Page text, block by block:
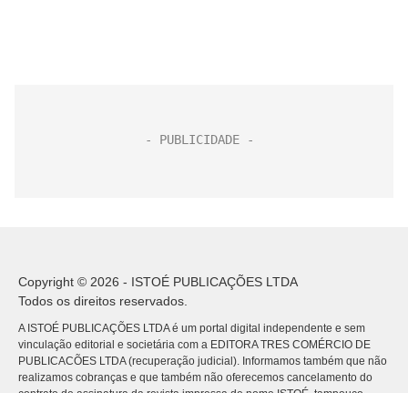
Copyright © 2026 - ISTOÉ PUBLICAÇÕES LTDA
Todos os direitos reservados.
A ISTOÉ PUBLICAÇÕES LTDA é um portal digital independente e sem
vinculação editorial e societária com a EDITORA TRES COMÉRCIO DE
PUBLICACÕES LTDA (recuperação judicial). Informamos também que não
realizamos cobranças e que também não oferecemos cancelamento do